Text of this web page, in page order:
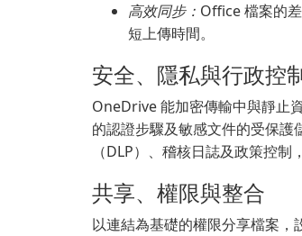
高效同步： Office 檔案的
短上傳時間。
安全、隱私與行政控
OneDrive 能加密傳輸中與靜止
的認證步驟及敏感文件的受保
（DLP）、稽核日誌及政策控
共享、權限與整合
以連結為基礎的權限分享檔案